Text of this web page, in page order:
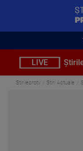
LIVE
Stirileprotv Știri Actuale